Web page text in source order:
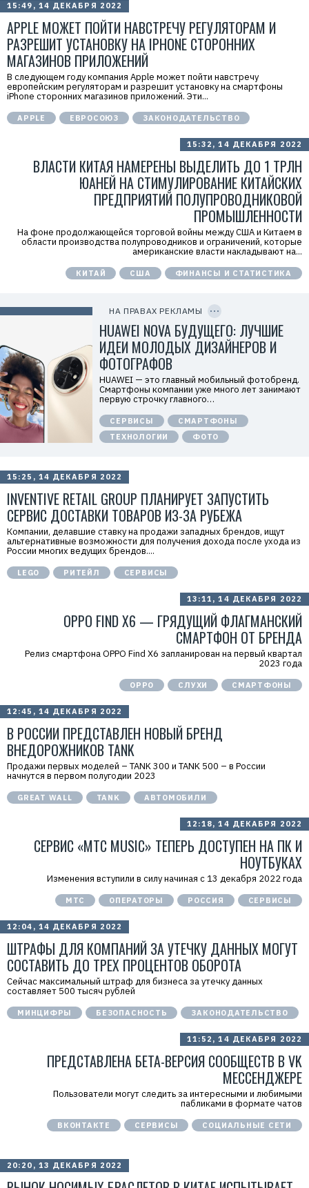
15:49, 14 ДЕКАБРЯ 2022
APPLE МОЖЕТ ПОЙТИ НАВСТРЕЧУ РЕГУЛЯТОРАМ И
РАЗРЕШИТ УСТАНОВКУ НА IPHONE СТОРОННИХ
МАГАЗИНОВ ПРИЛОЖЕНИЙ
В следующем году компания Apple может пойти навстречу
европейским регуляторам и разрешит установку на смартфоны
iPhone сторонних магазинов приложений. Эти...
APPLE ЕВРОСОЮЗ ЗАКОНОДАТЕЛЬСТВО
15:32, 14 ДЕКАБРЯ 2022
ВЛАСТИ КИТАЯ НАМЕРЕНЫ ВЫДЕЛИТЬ ДО 1 ТРЛН
ЮАНЕЙ НА СТИМУЛИРОВАНИЕ КИТАЙСКИХ
ПРЕДПРИЯТИЙ ПОЛУПРОВОДНИКОВОЙ
ПРОМЫШЛЕННОСТИ
На фоне продолжающейся торговой войны между США и Китаем в
области производства полупроводников и ограничений, которые
американские власти накладывают на...
КИТАЙ США ФИНАНСЫ И СТАТИСТИКА
15:25, 14 ДЕКАБРЯ 2022
INVENTIVE RETAIL GROUP ПЛАНИРУЕТ ЗАПУСТИТЬ
СЕРВИС ДОСТАВКИ ТОВАРОВ ИЗ-ЗА РУБЕЖА
Компании, делавшие ставку на продажи западных брендов, ищут
альтернативные возможности для получения дохода после ухода из
России многих ведущих брендов....
LEGO РИТЕЙЛ СЕРВИСЫ
13:11, 14 ДЕКАБРЯ 2022
OPPO FIND X6 — ГРЯДУЩИЙ ФЛАГМАНСКИЙ
СМАРТФОН ОТ БРЕНДА
Релиз смартфона OPPO Find X6 запланирован на первый квартал
2023 года
OPPO СЛУХИ СМАРТФОНЫ
12:45, 14 ДЕКАБРЯ 2022
В РОССИИ ПРЕДСТАВЛЕН НОВЫЙ БРЕНД
ВНЕДОРОЖНИКОВ TANK
Продажи первых моделей – TANK 300 и TANK 500 – в России
начнутся в первом полугодии 2023
GREAT WALL TANK АВТОМОБИЛИ
12:18, 14 ДЕКАБРЯ 2022
СЕРВИС «МТС MUSIC» ТЕПЕРЬ ДОСТУПЕН НА ПК И
НОУТБУКАХ
Изменения вступили в силу начиная с 13 декабря 2022 года
МТС ОПЕРАТОРЫ РОССИЯ СЕРВИСЫ
12:04, 14 ДЕКАБРЯ 2022
ШТРАФЫ ДЛЯ КОМПАНИЙ ЗА УТЕЧКУ ДАННЫХ МОГУТ
СОСТАВИТЬ ДО ТРЕХ ПРОЦЕНТОВ ОБОРОТА
Сейчас максимальный штраф для бизнеса за утечку данных
составляет 500 тысяч рублей
МИНЦИФРЫ БЕЗОПАСНОСТЬ ЗАКОНОДАТЕЛЬСТВО
11:52, 14 ДЕКАБРЯ 2022
ПРЕДСТАВЛЕНА БЕТА-ВЕРСИЯ СООБЩЕСТВ В VK
МЕССЕНДЖЕРЕ
Пользователи могут следить за интересными и любимыми
пабликами в формате чатов
ВКОНТАКТЕ СЕРВИСЫ СОЦИАЛЬНЫЕ СЕТИ
20:20, 13 ДЕКАБРЯ 2022
НА ПРАВАХ РЕКЛАМЫ
.
E
r
=
2
n
x
T
W
c
f
M
Р
е
к
л
а
м
о
д
а
т
О
О
О
«
х
к
м
п
а
н
э
й
»
И
Н
1
4
1
8
6
8
0
I
HUAWEI NOVA БУДУЩЕГО: ЛУЧШИЕ
ИДЕИ МОЛОДЫХ ДИЗАЙНЕРОВ И
ФОТОГРАФОВ
HUAWEI — это главный мобильный фотобренд.
Смартфоны компании уже много лет занимают
первую строчку главного…
СЕРВИСЫ
СМАРТФОНЫ
ТЕХНОЛОГИИ
ФОТО